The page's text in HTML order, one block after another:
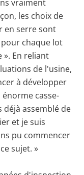
vraiment
les choix de
en serre sont
chaque lot
». En reliant
de l'usine,
à développer
casse-
déjà assemblé de
et je suis
pu commencer
sujet. »